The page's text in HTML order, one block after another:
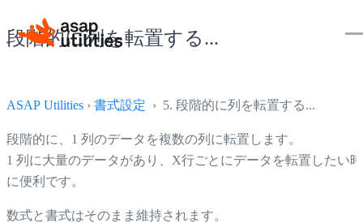
段階的に列を転置する...
ASAP Utilities › 書式設定 › 5. 段階的に列を転置する...
段階的に、1 列のデータを複数の列に転置します。
1 列に大量のデータがあり、X行ごとにデータを転置したい時
に便利です。
数式と書式はそのまま維持されます。